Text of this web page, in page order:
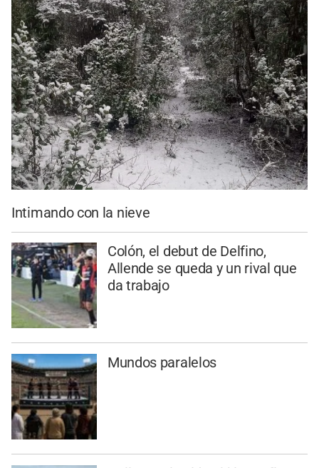
Intimando con la nieve
Colón, el debut de Delfino,
Allende se queda y un rival que
da trabajo
Mundos paralelos